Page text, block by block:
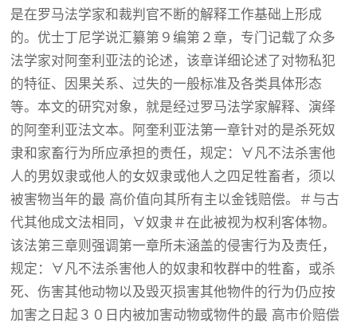
是在罗马法学家和裁判官不断的解释工作基础上形成
的。优士丁尼学说汇纂第９编第２章，专门记载了众多
法学家对阿奎利亚法的论述，该章详细论述了对物私犯
的特征、因果关系、过失的一般标准及各类具体形态
等。本文的研究对象，就是经过罗马法学家解释、演绎
的阿奎利亚法文本。阿奎利亚法第一章针对的是杀死奴
隶和家畜行为所应承担的责任，规定：∀凡不法杀害他
人的男奴隶或他人的女奴隶或他人之四足牲畜者，须以
被害物当年的最 高价值向其所有主以金钱赔偿。＃与古
代其他成文法相同，∀奴隶＃在此被视为权利客体物。
该法第三章则强调第一章所未涵盖的侵害行为及责任，
规定：∀凡不法杀害他人的奴隶和牧群中的牲畜，或杀
死、伤害其他动物以及毁灭损害其他物件的行为仍应按
加害之日起３０日内被加害动物或物件的最 高市价赔偿